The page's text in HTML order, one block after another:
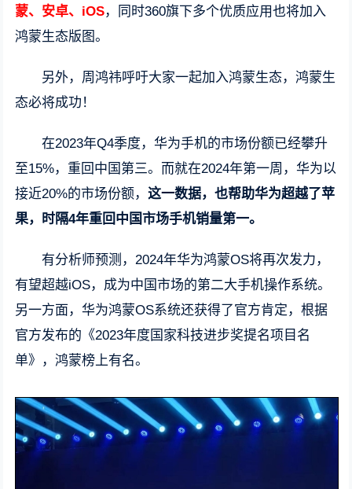
蒙、安卓、iOS，同时360旗下多个优质应用也将加入
鸿蒙生态版图。
另外，周鸿祎呼吁大家一起加入鸿蒙生态，鸿蒙生
态必将成功！
在2023年Q4季度，华为手机的市场份额已经攀升
至15%，重回中国第三。而就在2024年第一周，华为以
接近20%的市场份额，这一数据，也帮助华为超越了苹
果，时隔4年重回中国市场手机销量第一。
有分析师预测，2024年华为鸿蒙OS将再次发力，
有望超越iOS，成为中国市场的第二大手机操作系统。
另一方面，华为鸿蒙OS系统还获得了官方肯定，根据
官方发布的《2023年度国家科技进步奖提名项目名
单》，鸿蒙榜上有名。